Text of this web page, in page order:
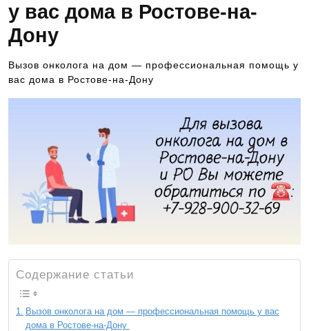
у вас дома в Ростове-на-
Дону
Вызов онколога на дом — профессиональная помощь у
вас дома в Ростове-на-Дону
Содержание статьи
Вызов онколога на дом — профессиональная помощь у вас
дома в Ростове-на-Дону